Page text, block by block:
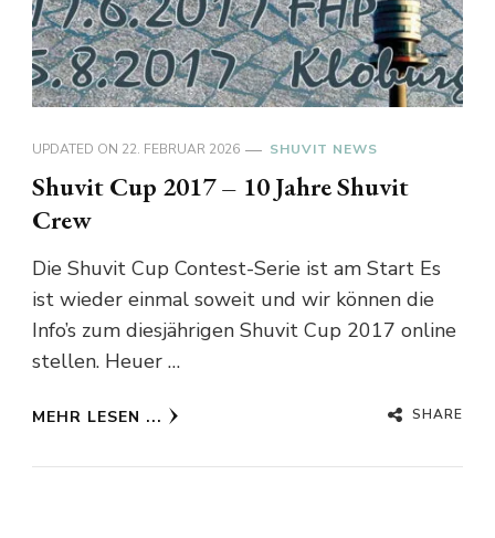
UPDATED ON 22. FEBRUAR 2026 SHUVIT NEWS
Shuvit Cup 2017 – 10 Jahre Shuvit
Crew
Die Shuvit Cup Contest-Serie ist am Start Es
ist wieder einmal soweit und wir können die
Info’s zum diesjährigen Shuvit Cup 2017 online
stellen. Heuer …
MEHR LESEN ... SHARE